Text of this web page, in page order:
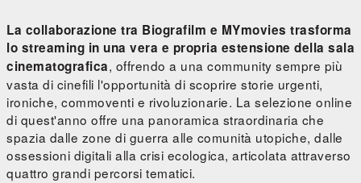
La collaborazione tra Biografilm e MYmovies trasforma
lo streaming in una vera e propria estensione della sala
cinematografica, offrendo a una community sempre più
vasta di cinefili l'opportunità di scoprire storie urgenti,
ironiche, commoventi e rivoluzionarie. La selezione online
di quest'anno offre una panoramica straordinaria che
spazia dalle zone di guerra alle comunità utopiche, dalle
ossessioni digitali alla crisi ecologica, articolata attraverso
quattro grandi percorsi tematici.